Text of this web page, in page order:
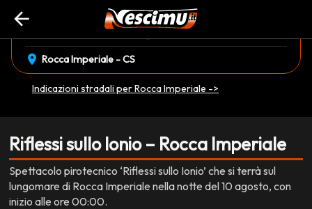
arrow_back
EVENTO CONCLUSO
domenica 10 Agosto 00:00
location_on Rocca Imperiale - CS
Indicazioni stradali per Rocca Imperiale ->
Riflessi sullo Ionio – Rocca Imperiale
Spettacolo pirotecnico ‘Riflessi sullo Ionio’ che si terrà sul
lungomare di Rocca Imperiale nella notte del 10 agosto, con
inizio alle ore 00:00.